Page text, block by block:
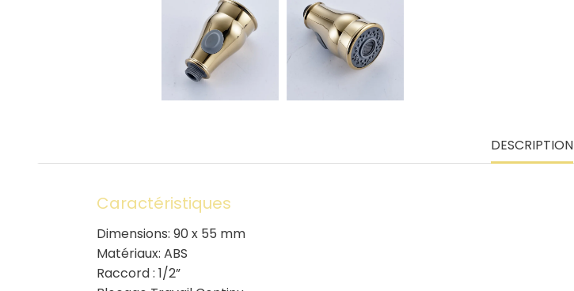
DESCRIPTION
Caractéristiques
Dimensions: 90 x 55 mm
Matériaux: ABS
Raccord : 1/2”